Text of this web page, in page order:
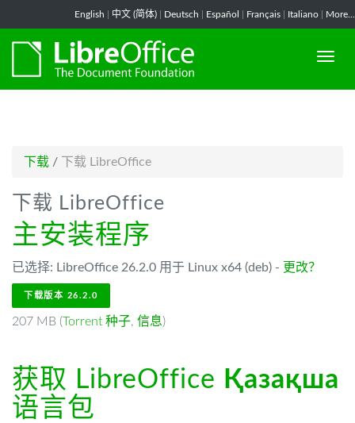
English 中文 (简体) Deutsch Español Français Italiano More...
下载 / 下载 LibreOffice
下载 LibreOffice
主安装程序
已选择: LibreOffice 26.2.0 用于 Linux x64 (deb) - 更改？
下载版本 26.2.0
207 MB (Torrent 种子, 信息)
获取 LibreOffice Қазақша
语言包